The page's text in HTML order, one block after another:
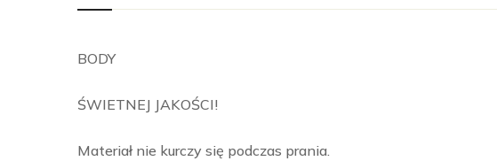
BODY
ŚWIETNEJ JAKOŚCI!
Materiał nie kurczy się podczas prania.